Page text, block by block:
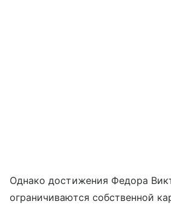
Однако достижения Федора
ограничиваются собственной